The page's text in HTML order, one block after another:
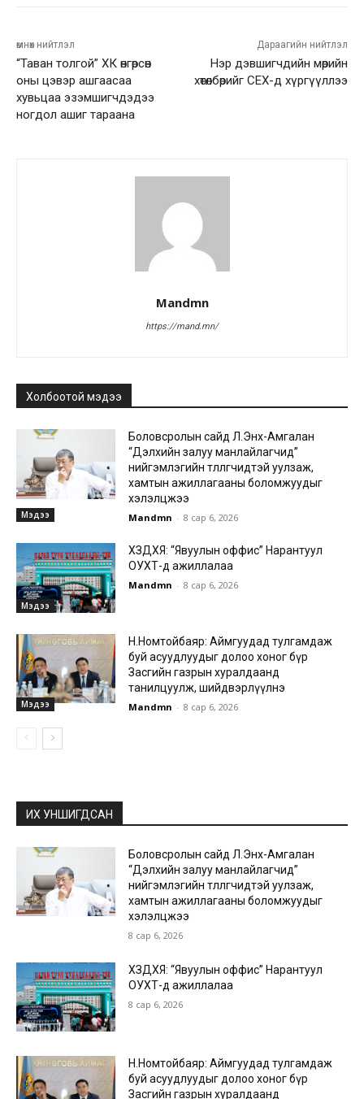
өмнөх нийтлэл
“Таван толгой” ХК өнгөрсөн
оны цэвэр ашгаасаа
хувьцаа эзэмшигчдэдээ
ногдол ашиг тараана
Дараагийн нийтлэл
Нэр дэвшигчдийн мөрийн
хөтөлбөрийг СЕХ-д хүргүүллээ
Mandmn
https://mand.mn/
Холбоотой мэдээ
Мэдээ
Боловсролын сайд Л.Энх-Амгалан
“Дэлхийн залуу манлайлагчид”
нийгэмлэгийн төлөөлөгчидтэй уулзаж,
хамтын ажиллагааны боломжуудыг
хэлэлцжээ
Mandmn - 8 сар 6, 2026
Мэдээ
ХЗДХЯ: “Явуулын оффис” Нарантуул
ОУХТ-д ажиллалаа
Mandmn - 8 сар 6, 2026
Мэдээ
Н.Номтойбаяр: Аймгуудад тулгамдаж
буй асуудлуудыг долоо хоног бүр
Засгийн газрын хуралдаанд
танилцуулж, шийдвэрлүүлнэ
Mandmn - 8 сар 6, 2026
ИХ УНШИГДСАН
Боловсролын сайд Л.Энх-Амгалан
“Дэлхийн залуу манлайлагчид”
нийгэмлэгийн төлөөлөгчидтэй уулзаж,
хамтын ажиллагааны боломжуудыг
хэлэлцжээ
8 сар 6, 2026
ХЗДХЯ: “Явуулын оффис” Нарантуул
ОУХТ-д ажиллалаа
8 сар 6, 2026
Н.Номтойбаяр: Аймгуудад тулгамдаж
буй асуудлуудыг долоо хоног бүр
Засгийн газрын хуралдаанд